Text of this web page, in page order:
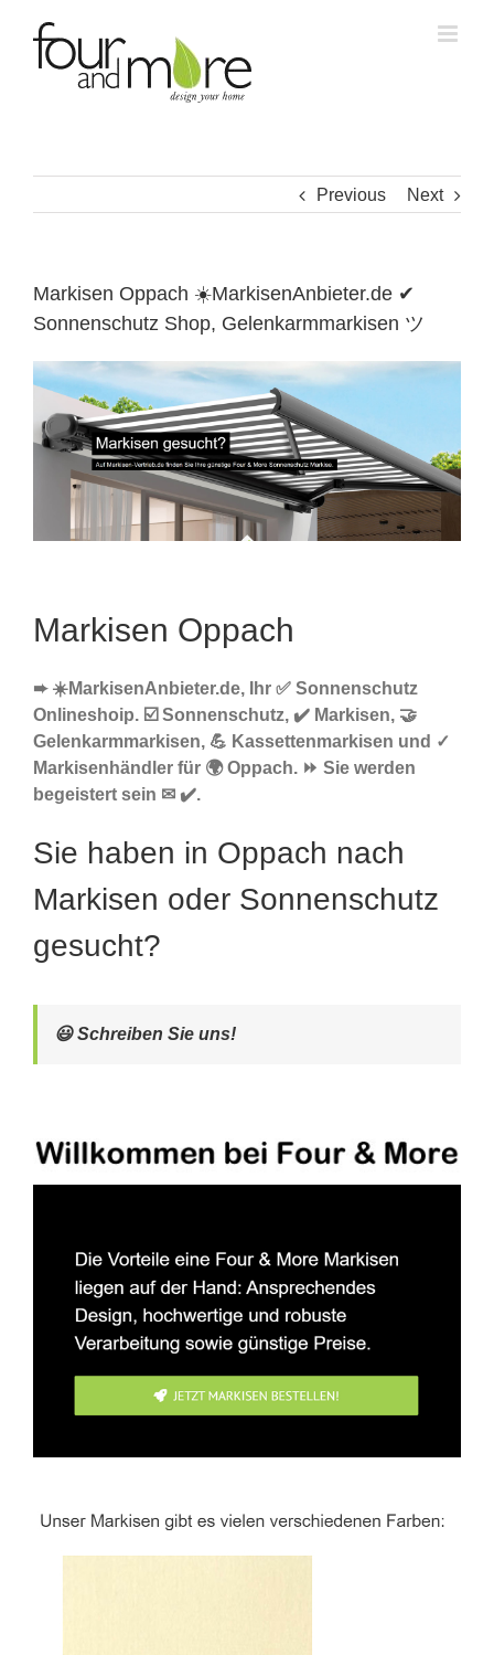
content
Previous Next
Markisen Oppach ☀️MarkisenAnbieter.de ✔
Sonnenschutz Shop, Gelenkarmmarkisen ツ
Markisen Oppach
➨ ☀️MarkisenAnbieter.de, Ihr ✅ Sonnenschutz
Onlineshoip. ☑️ Sonnenschutz, ✔️ Markisen, 🤝
Gelenkarmmarkisen, 💪 Kassettenmarkisen und ✓
Markisenhändler für 🌍 Oppach. ⏩ Sie werden
begeistert sein ✉ ✔️.
Sie haben in Oppach nach
Markisen oder Sonnenschutz
gesucht?
😃 Schreiben Sie uns!